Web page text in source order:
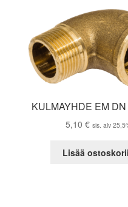
KULMAYHDE EM
5,10€ sis. alv
Lisää